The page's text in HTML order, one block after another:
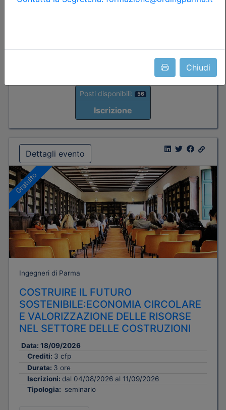
Chiudi
dal 04/08/2026 al 08/09/2026
Posti disponibili: 56
Iscrizione
Dettagli evento
Gratuito
Ingegneri di Parma
COSTRUIRE IL FUTURO
SOSTENIBILE:ECONOMIA CIRCOLARE
E VALORIZZAZIONE DELLE RISORSE
NEL SETTORE DELLE COSTRUZIONI
Data: 18/09/2026
Crediti: 3 cfp
Durata: 3 ore
Iscrizioni: dal 04/08/2026 al 11/09/2026
Tipologia: seminario